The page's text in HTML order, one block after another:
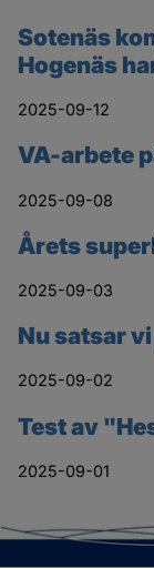
Sotenäs
Hogenäs
2025-09-12
VA-arbete
2025-09-08
Årets
2025-09-03
Nu satsar
2025-09-02
Test av
2025-09-01